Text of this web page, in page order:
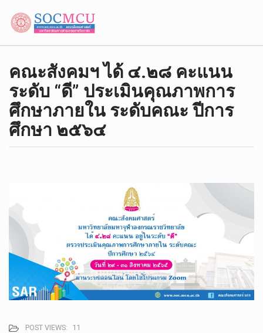
คณะสังคมฯ ได้ ๔.๒๘ คะแนน
ระดับ “ดี” ประเมินคุณภาพการ
ศึกษาภายใน ระดับคณะ ปีการ
ศึกษา ๒๕๖๔
POST VIEWS: 11